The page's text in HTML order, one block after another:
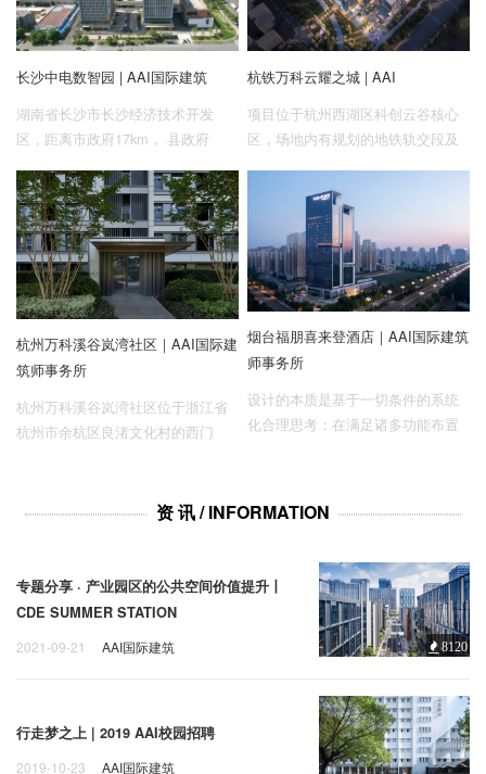
大地生长之物般熨帖。
长沙中电数智园 | AAI国际建筑
湖南省长沙市长沙经济技术开发
区，距离市政府17km， 县政府
业发展的启动位置，项目有机会带
动后续地块的产业升级能力。
杭铁万科云耀之城 | AAI
项目位于杭州西湖区科创云谷核心
区，场地内有规划的地铁轨交段及
站点周边集合住宅、办公、社区商
业、公共配套等多元业态，采用
站、城、人一体化的TOD全盘化设
计
杭州万科溪谷岚湾社区｜AAI国际建
筑师事务所
杭州万科溪谷岚湾社区位于浙江省
杭州市余杭区良渚文化村的西门
烟台福朋喜来登酒店｜AAI国际建筑
师事务所
设计的本质是基于一切条件的系统
化合理思考：在满足诸多功能布置
景观资源最大化利用。
资 讯 / INFORMATION
专题分享 · 产业园区的公共空间价值提升丨
CDE SUMMER STATION
2021-09-21 AAI国际建筑 8120
行走梦之上 | 2019 AAI校园招聘
2019-10-23 AAI国际建筑